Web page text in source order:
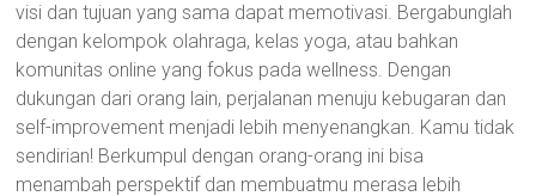
visi dan tujuan yang sama dapat memotivasi. Bergabunglah
dengan kelompok olahraga, kelas yoga, atau bahkan
komunitas online yang fokus pada wellness. Dengan
dukungan dari orang lain, perjalanan menuju kebugaran dan
self-improvement menjadi lebih menyenangkan. Kamu tidak
sendirian! Berkumpul dengan orang-orang ini bisa
menambah perspektif dan membuatmu merasa lebih